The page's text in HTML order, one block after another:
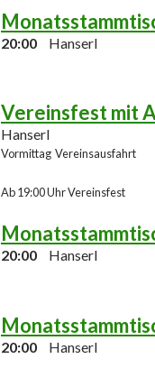
20:00 Hanserl
Vereinsfest mit
Hanserl
Vormittag Vereinsausfahrt
Ab 19:00 Uhr Vereinsfest
20:00 Hanserl
20:00 Hanserl